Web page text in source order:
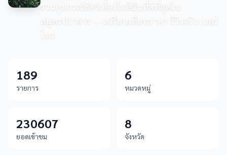
รวมอุปกรณ์สัตว์เลี้ยงใกล้ฉันที่ดีที่สุดใน
สมุทรปราการ — เปรียบเทียบราคา รีวิวจริง เบอร์
189
รายการ
6
หมวดหมู่
230607
ยอดเข้าชม
8
จังหวัด